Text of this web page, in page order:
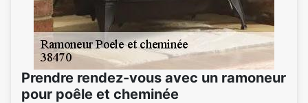
Prendre rendez-vous avec un ramoneur
pour poêle et cheminée